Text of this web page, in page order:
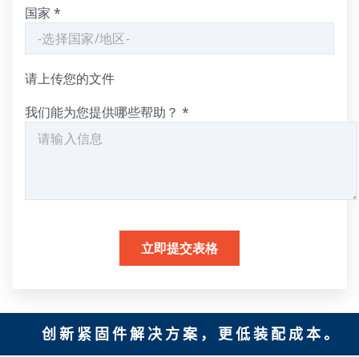
国家 *
请上传您的文件
我们能为您提供哪些帮助？ *
创新紧固件解决方案，更低装配成本。